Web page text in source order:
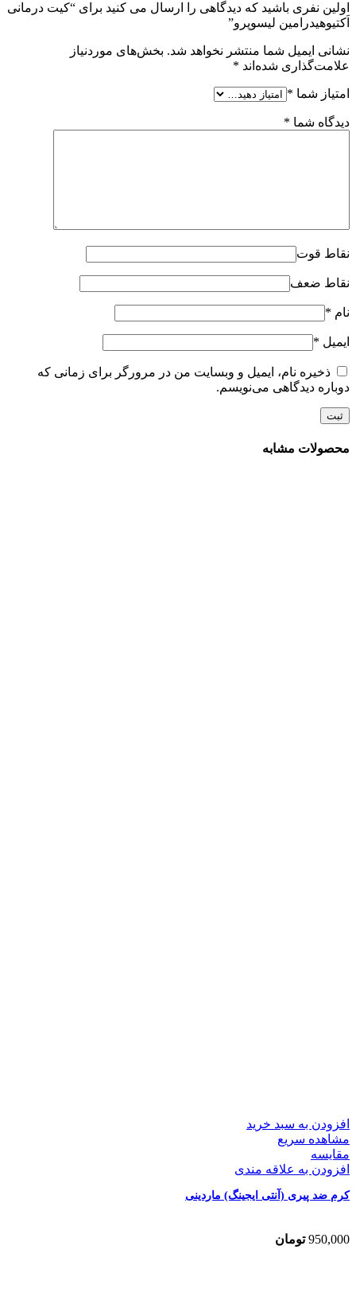
اولین نفری باشید که دیدگاهی را ارسال می کنید برای “کیت درمانی
اَکتیوهیدرامین لیسوپرو”
نشانی ایمیل شما منتشر نخواهد شد. بخش‌های موردنیاز
علامت‌گذاری شده‌اند *
امتیاز شما *
دیدگاه شما *
نقاط قوت
نقاط ضعف
نام *
ایمیل *
ذخیره نام، ایمیل و وبسایت من در مرورگر برای زمانی که
دوباره دیدگاهی می‌نویسم.
محصولات مشابه
افزودن به سبد خرید
مشاهده سریع
مقایسه
افزودن به علاقه مندی
کرم ضد پیری (آنتی ایجینگ) ماردینی
950,000 تومان